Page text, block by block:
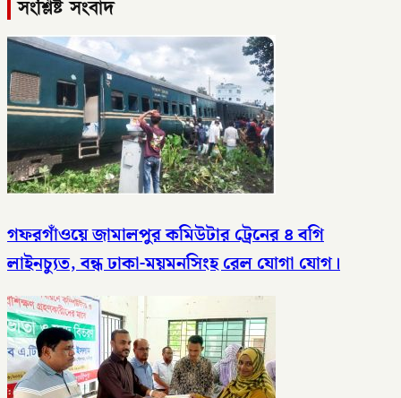
সংশ্লিষ্ট সংবাদ
গফরগাঁওয়ে জামালপুর কমিউটার ট্রেনের ৪ বগি
লাইনচ্যুত, বন্ধ ঢাকা-ময়মনসিংহ রেল যোগা যোগ।